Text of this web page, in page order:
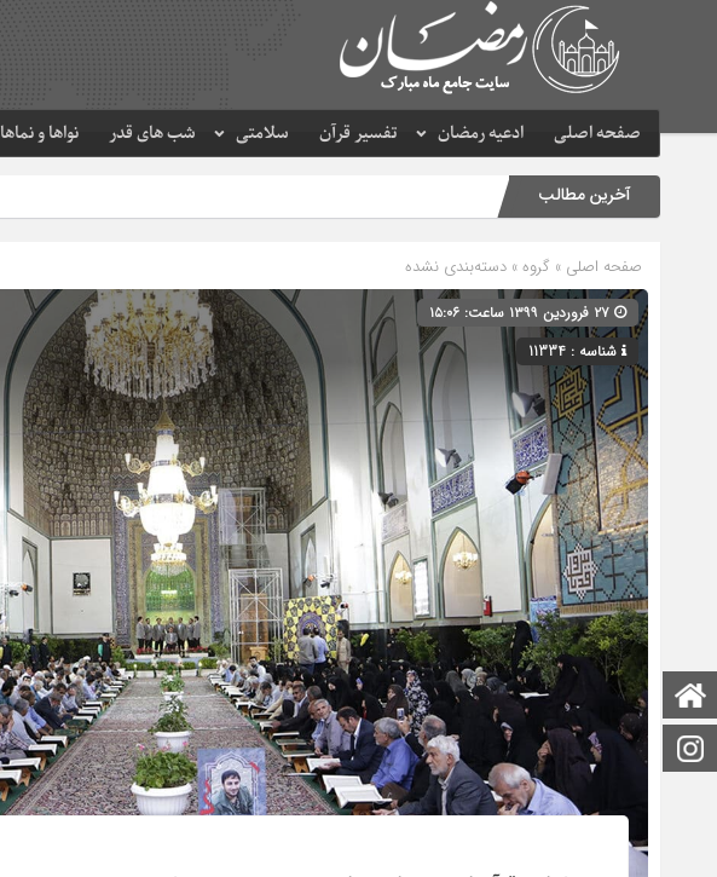
صفحه اصلی ادعیه رمضان تفسیر قرآن سلامتی شب های قدر نواها و نماها
صفحه اصلی
اینستاگرام
آخرین مطالب
صفحه اصلی » گروه » دسته‌بندی نشده
شناسه : 11334